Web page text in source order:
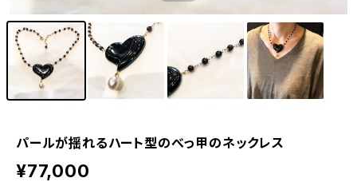
パールが揺れるハート型のべっ甲のネックレス
¥77,000